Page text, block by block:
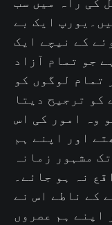
ایک بے
کے نیچے ایک
جو تمام آزاد
تمام لوگوں کو
کو ترجیح دیتا
وہ امور کی اس
اور اپنے ہم
مشہور زمانہ
نہ ہو جائے۔
کے ناطے اس نے
اپنے ہم عصروں